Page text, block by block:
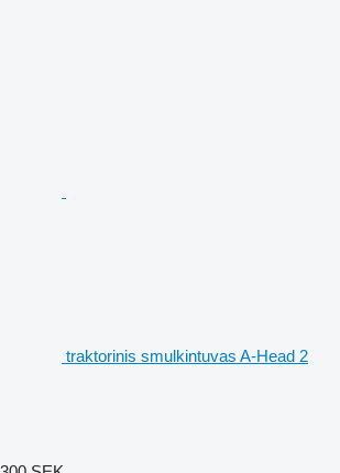
traktorinis smulkintuvas A-Head 2